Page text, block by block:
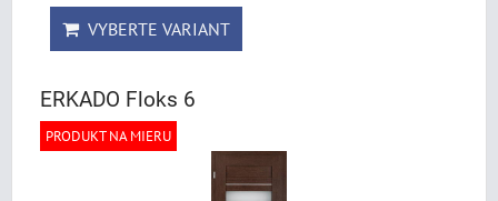
VYBERTE VARIANT
ERKADO Floks 6
PRODUKT NA MIERU